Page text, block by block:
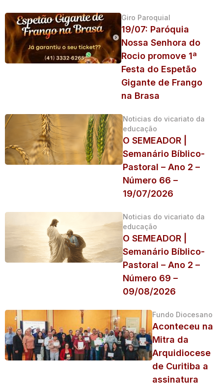
Giro Paroquial
19/07: Paróquia
Nossa Senhora do
Rocio promove 1ª
Festa do Espetão
Gigante de Frango
na Brasa
Noticias do vicariato da
educação
O SEMEADOR |
Semanário Bíblico-
Pastoral – Ano 2 –
Número 66 –
19/07/2026
Noticias do vicariato da
educação
O SEMEADOR |
Semanário Bíblico-
Pastoral – Ano 2 –
Número 69 –
09/08/2026
Fundo Diocesano
Aconteceu na
Mitra da
Arquidiocese
de Curitiba a
assinatura